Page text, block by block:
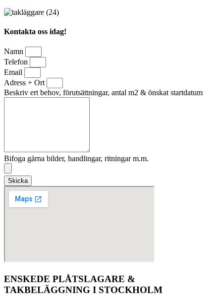
Kontakta oss idag!
Namn
Telefon
Email
Adress + Ort
Beskriv ert behov, förutsättningar, antal m2 & önskat startdatum
Bifoga gärna bilder, handlingar, ritningar m.m.
Skicka
ENSKEDE PLÅTSLAGARE &
TAKBELÄGGNING I STOCKHOLM